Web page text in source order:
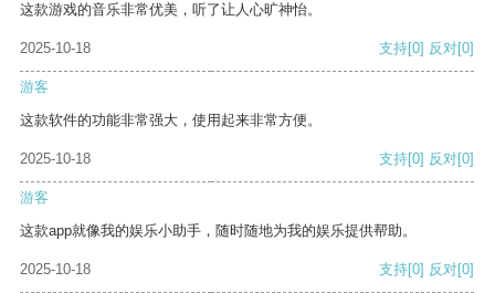
这款游戏的音乐非常优美，听了让人心旷神怡。
2025-10-18 支持[0] 反对[0]
游客
这款软件的功能非常强大，使用起来非常方便。
2025-10-18 支持[0] 反对[0]
游客
这款app就像我的娱乐小助手，随时随地为我的娱乐提供帮助。
2025-10-18 支持[0] 反对[0]